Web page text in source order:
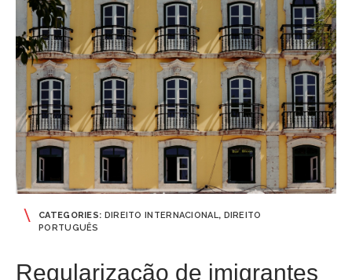
CATEGORIES: DIREITO INTERNACIONAL, DIREITO
PORTUGUÊS
Regularização de imigrantes